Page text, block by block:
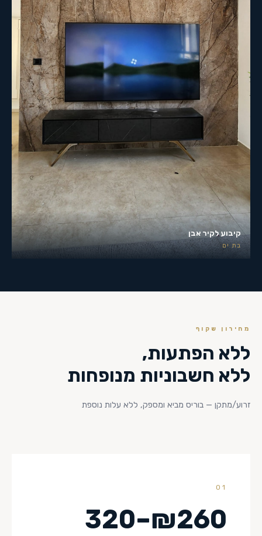
קיבוע לקיר אבן
בת ים
מחירון שקוף
ללא הפתעות,
ללא חשבוניות מנופחות
זרוע/מתקן — בוריס מביא ומספק, ללא עלות נוספת
01
₪260–320